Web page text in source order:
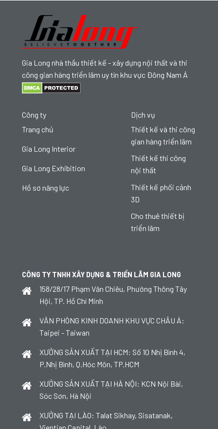
Gia Long nhà thầu thiết kế - xây dựng nội thất và thi
công gian hàng triển lãm uy tín khu vực Đông Nam Á
Công ty
Trang chủ
Gia Long Interior
Gia Long Exhibition
Hồ sơ năng lực
Dịch vụ
Thiết kế và thi công
gian hàng triển lãm
Thiết kế thi công
nội thất
Thiết kế phối cảnh
3D
Cho thuê thiết bị
triển lãm
CÔNG TY TNHH XÂY DỰNG & TRIỂN LÃM GIA LONG
158/28/17 Phạm Văn Chiêu, Phường Thông Tây
Hội, TP. Hồ Chí Minh
VĂN PHÒNG KINH DOANH KHU VỰC CHÂU Á:
Taipei - Taiwan
XƯỞNG SẢN XUẤT TẠI HCM: Số 10 Nhị Bình 4,
P.Nhị Bình, Q.Hóc Môn, TP.HCM
XƯỞNG SẢN XUẤT TẠI HÀ NỘI: KCN Nội Bài,
Sóc Sơn, Hà Nội
XƯỞNG TẠI LÀO: Talat Sikhay, Sisatanak,